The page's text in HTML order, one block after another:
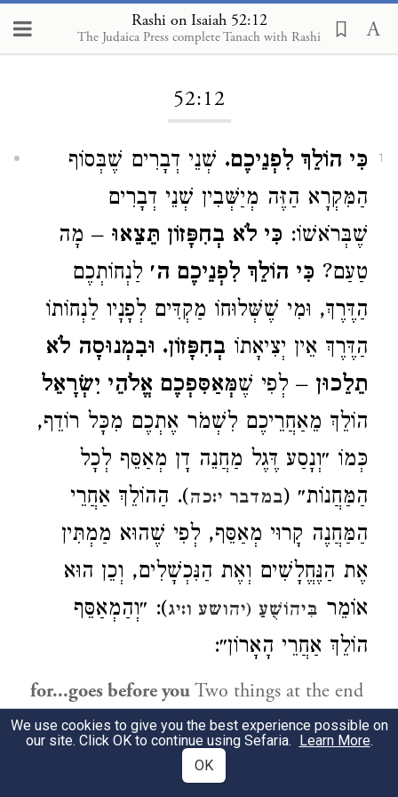
Rashi on Isaiah 52:12
The Judaica Press complete Tanach with Rashi
Loading...
52:12
1 כִּי הוֹלֵךְ לִפְנֵיכֶם. שְׁנֵי דְבָרִים שֶׁבְּסוֹף
הַמִּקְרָא הַזֶּה מְיַשְּׁבִין שְׁנֵי דְבָרִים
שֶׁבְּרֹאשׁוֹ: כִּי לֹא בְחִפָּזוֹן תֵּצֵאוּ – מָה
טַעַם? כִּי הוֹלֵךְ לִפְנֵיכֶם ה׳ לַנְחוֹתְכֶם
הַדֶּרֶךְ, וּמִי שֶׁשְּׁלוּחוֹ מַקְדִּים לְפָנָיו לַנְחוֹתוֹ
הַדֶּרֶךְ אֵין יְצִיאָתוֹ בְחִפָּזוֹן. וּבִמְנוּסָה לֹא
תֵלֵכוּן – לְפִי שֶׁמְּאַסִּפְכֶם אֱלֹהֵי יִשְׂרָאֵל
הוֹלֵךְ מֵאַחֲרֵיכֶם לִשְׁמֹר אֶתְכֶם מִכָּל רוֹדֵף,
כְּמוֹ ״וְנָסַע דֶּגֶל מַחֲנֵה דָן מְאַסֵּף לְכָל
הַמַּחֲנוֹת״ (במדבר י:כה). הַהוֹלֵךְ אַחֲרֵי
הַמַּחֲנֶה קָרוּי מְאַסֵּף, לְפִי שֶׁהוּא מַמְתִּין
אֶת הַנֶּחֱלָשִׁים וְאֶת הַנִּכְשָׁלִים, וְכֵן הוּא
אוֹמֵר בִּיהוֹשֻׁעַ (יהושע ו:יג): ״וְהַמְאַסֵּף
הוֹלֵךְ אַחֲרֵי הָאָרוֹן״:
for...goes before youTwo things at the end
of this verse explain two things in its
beginning, [viz.] For not with haste shall
you go forth. What is the reason? For the
We use cookies to give you the best experience possible on
our site. Click OK to continue using Sefaria. Learn More.
OK